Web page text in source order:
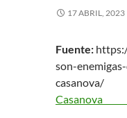
17 ABRIL, 2023
Fuente:
son-